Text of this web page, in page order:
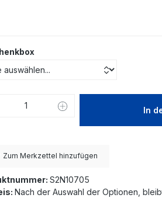
Anzahl: Gib denIn
Zum Merkzettel hinzufügen
S2N10705
Nach der Auswahl der Optionen,